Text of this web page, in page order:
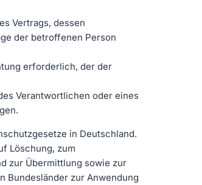
Vertrags, dessen
der betroffenen Person
erforderlich, der der
Verantwortlichen oder eines
in Deutschland.
Löschung, zum
zur Übermittlung sowie zur
Bundesländer zur Anwendung